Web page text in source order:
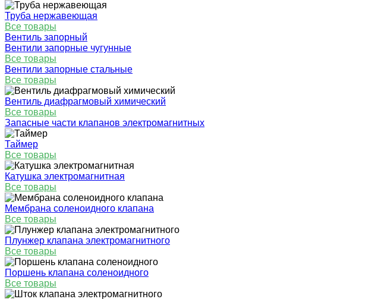
Труба нержавеющая
Все товары
Вентиль запорный
Вентили запорные чугунные
Все товары
Вентили запорные стальные
Все товары
Вентиль диафрагмовый химический
Все товары
Запасные части клапанов электромагнитных
Таймер
Все товары
Катушка электромагнитная
Все товары
Мембрана соленоидного клапана
Все товары
Плунжер клапана электромагнитного
Все товары
Поршень клапана соленоидного
Все товары